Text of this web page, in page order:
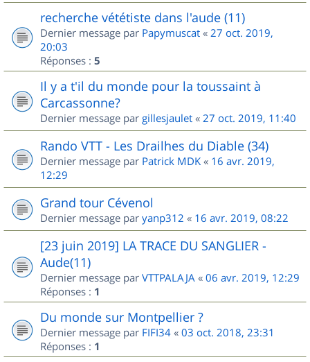
recherche vététiste dans l'aude (11)
Dernier message par Papymuscat « 27 oct. 2019,
20:03
Réponses : 5
Il y a t'il du monde pour la toussaint à
Carcassonne?
Dernier message par gillesjaulet « 27 oct. 2019, 11:40
Rando VTT - Les Drailhes du Diable (34)
Dernier message par Patrick MDK « 16 avr. 2019,
12:29
Grand tour Cévenol
Dernier message par yanp312 « 16 avr. 2019, 08:22
[23 juin 2019] LA TRACE DU SANGLIER -
Aude(11)
Dernier message par VTTPALAJA « 06 avr. 2019, 12:29
Réponses : 1
Du monde sur Montpellier ?
Dernier message par FIFI34 « 03 oct. 2018, 23:31
Réponses : 1